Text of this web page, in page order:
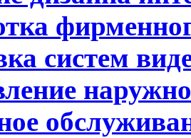
систем